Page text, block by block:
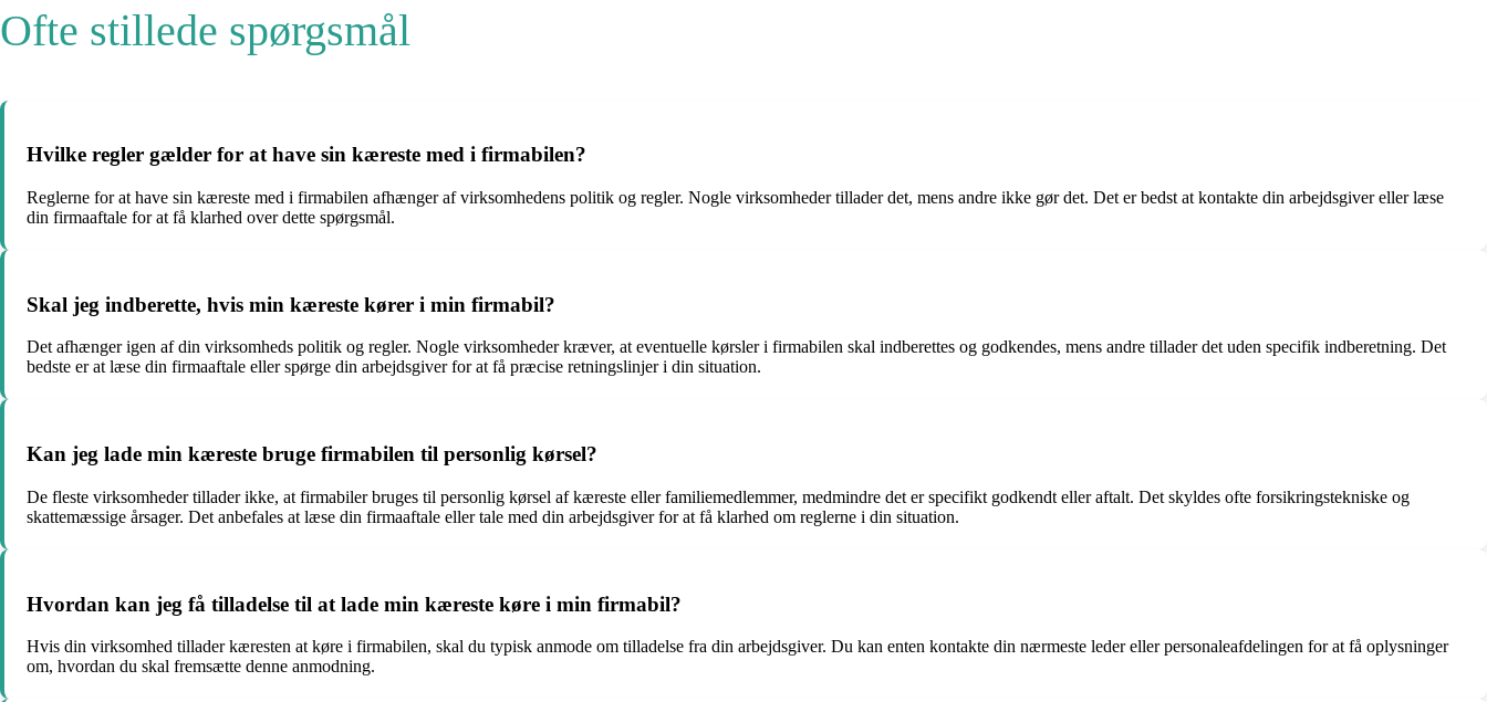
Ofte stillede spørgsmål
Hvilke regler gælder for at have sin kæreste med i firmabilen?
Reglerne for at have sin kæreste med i firmabilen afhænger af virksomhedens politik og regler. Nogle virksomheder tillader det, mens andre ikke gør det. Det er bedst at kontakte din arbejdsgiver eller læse
din firmaaftale for at få klarhed over dette spørgsmål.
Skal jeg indberette, hvis min kæreste kører i min firmabil?
Det afhænger igen af din virksomheds politik og regler. Nogle virksomheder kræver, at eventuelle kørsler i firmabilen skal indberettes og godkendes, mens andre tillader det uden specifik indberetning. Det
bedste er at læse din firmaaftale eller spørge din arbejdsgiver for at få præcise retningslinjer i din situation.
Kan jeg lade min kæreste bruge firmabilen til personlig kørsel?
De fleste virksomheder tillader ikke, at firmabiler bruges til personlig kørsel af kæreste eller familiemedlemmer, medmindre det er specifikt godkendt eller aftalt. Det skyldes ofte forsikringstekniske og
skattemæssige årsager. Det anbefales at læse din firmaaftale eller tale med din arbejdsgiver for at få klarhed om reglerne i din situation.
Hvordan kan jeg få tilladelse til at lade min kæreste køre i min firmabil?
Hvis din virksomhed tillader kæresten at køre i firmabilen, skal du typisk anmode om tilladelse fra din arbejdsgiver. Du kan enten kontakte din nærmeste leder eller personaleafdelingen for at få oplysninger
om, hvordan du skal fremsætte denne anmodning.